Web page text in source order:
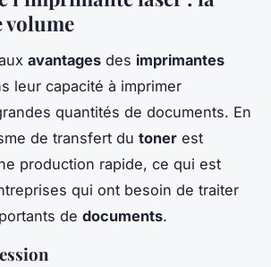
volume
avantages des imprimantes
leur capacité à imprimer
quantités de documents. En
de transfert du toner est
production rapide, ce qui est
qui ont besoin de traiter
de documents.